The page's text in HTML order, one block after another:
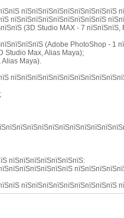
пїЅпїЅпїЅпїЅпїЅпїЅпїЅпїЅпїЅ
пїЅпїЅпїЅпїЅпїЅпїЅпїЅпїЅпїЅ
(3D Studio MAX - 7
(Adobe PhotoShop - 1
Studio Max, Alias Maya);
Alias Maya).
пїЅпїЅпїЅпїЅпїЅпїЅпїЅ: